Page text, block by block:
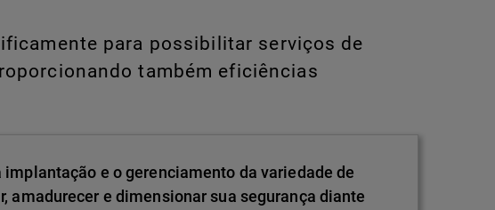
para possibilitar serviços de
também eficiências
e o gerenciamento da variedade de
amadurecer e dimensionar sua segurança diante